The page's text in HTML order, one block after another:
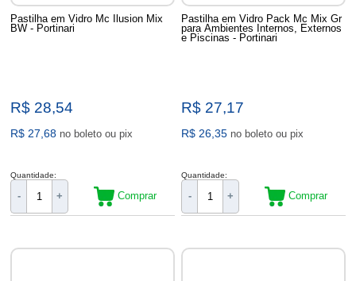
Pastilha em Vidro Mc Ilusion Mix
BW - Portinari
R$ 28,54
R$ 27,68 no boleto ou pix
Quantidade:
- + Comprar
Pastilha em Vidro Pack Mc Mix Gr
para Ambientes Internos, Externos
e Piscinas - Portinari
R$ 27,17
R$ 26,35 no boleto ou pix
Quantidade:
- + Comprar